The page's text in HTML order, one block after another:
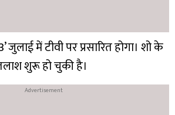
जुलाई में टीवी पर प्रसारित होगा। शो के
शुरू हो चुकी है।